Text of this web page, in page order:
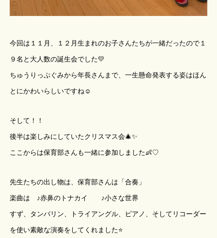
今回は１１月、１２月生まれのお子さんたちが一緒だったので１
９名と大人数の誕生会でした💛
ちゅうりっぷぐみから年長さんまで、一生懸命発表する姿はほん
とにかわいらしいですね☺
そして！！
後半は楽しみにしていたクリスマス会🎄✨
ここからは保育部さんも一緒に参加しました👶♡
先生たちの出し物は、保育部さんは「合奏」
楽曲は ♪赤鼻のトナカイ ♪小さな世界
すず、タンバリン、トライアングル、ピアノ、そしてリコーダー
を使い素敵な演奏をしてくれました⭐